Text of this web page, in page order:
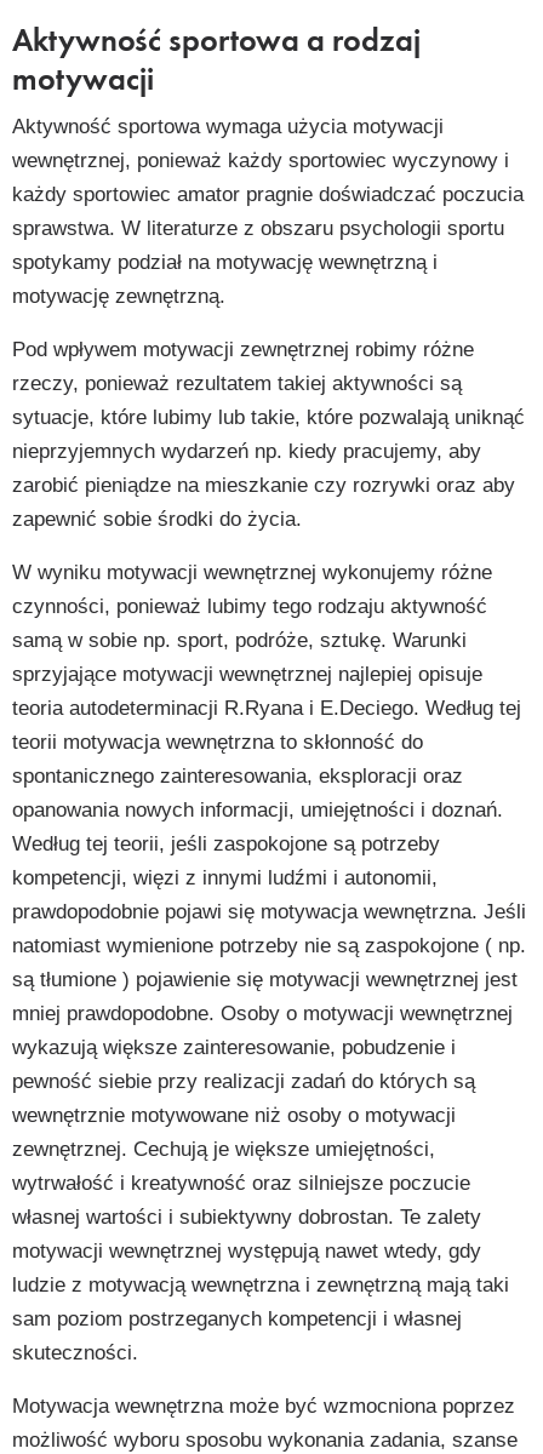
Aktywność sportowa a rodzaj
motywacji
Aktywność sportowa wymaga użycia motywacji
wewnętrznej, ponieważ każdy sportowiec wyczynowy i
każdy sportowiec amator pragnie doświadczać poczucia
sprawstwa. W literaturze z obszaru psychologii sportu
spotykamy podział na motywację wewnętrzną i
motywację zewnętrzną.
Pod wpływem motywacji zewnętrznej robimy różne
rzeczy, ponieważ rezultatem takiej aktywności są
sytuacje, które lubimy lub takie, które pozwalają uniknąć
nieprzyjemnych wydarzeń np. kiedy pracujemy, aby
zarobić pieniądze na mieszkanie czy rozrywki oraz aby
zapewnić sobie środki do życia.
W wyniku motywacji wewnętrznej wykonujemy różne
czynności, ponieważ lubimy tego rodzaju aktywność
samą w sobie np. sport, podróże, sztukę. Warunki
sprzyjające motywacji wewnętrznej najlepiej opisuje
teoria autodeterminacji R.Ryana i E.Deciego. Według tej
teorii motywacja wewnętrzna to skłonność do
spontanicznego zainteresowania, eksploracji oraz
opanowania nowych informacji, umiejętności i doznań.
Według tej teorii, jeśli zaspokojone są potrzeby
kompetencji, więzi z innymi ludźmi i autonomii,
prawdopodobnie pojawi się motywacja wewnętrzna. Jeśli
natomiast wymienione potrzeby nie są zaspokojone ( np.
są tłumione ) pojawienie się motywacji wewnętrznej jest
mniej prawdopodobne. Osoby o motywacji wewnętrznej
wykazują większe zainteresowanie, pobudzenie i
pewność siebie przy realizacji zadań do których są
wewnętrznie motywowane niż osoby o motywacji
zewnętrznej. Cechują je większe umiejętności,
wytrwałość i kreatywność oraz silniejsze poczucie
własnej wartości i subiektywny dobrostan. Te zalety
motywacji wewnętrznej występują nawet wtedy, gdy
ludzie z motywacją wewnętrzna i zewnętrzną mają taki
sam poziom postrzeganych kompetencji i własnej
skuteczności.
Motywacja wewnętrzna może być wzmocniona poprzez
możliwość wyboru sposobu wykonania zadania, szanse